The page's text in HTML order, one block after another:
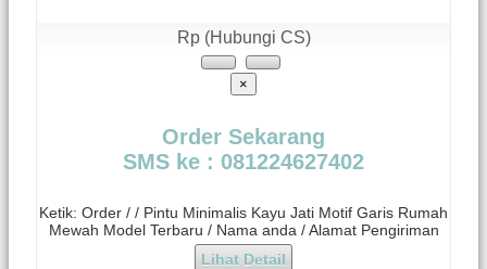
Rp (Hubungi CS)
×
Order Sekarang
SMS ke : 081224627402
Ketik: Order / / Pintu Minimalis Kayu Jati Motif Garis Rumah
Mewah Model Terbaru / Nama anda / Alamat Pengiriman
Lihat Detail